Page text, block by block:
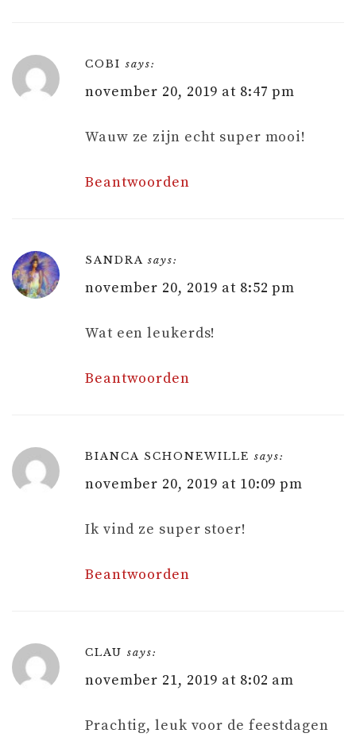
COBI says:
november 20, 2019 at 8:47 pm
Wauw ze zijn echt super mooi!
Beantwoorden
SANDRA says:
november 20, 2019 at 8:52 pm
Wat een leukerds!
Beantwoorden
BIANCA SCHONEWILLE says:
november 20, 2019 at 10:09 pm
Ik vind ze super stoer!
Beantwoorden
CLAU says:
november 21, 2019 at 8:02 am
Prachtig, leuk voor de feestdagen